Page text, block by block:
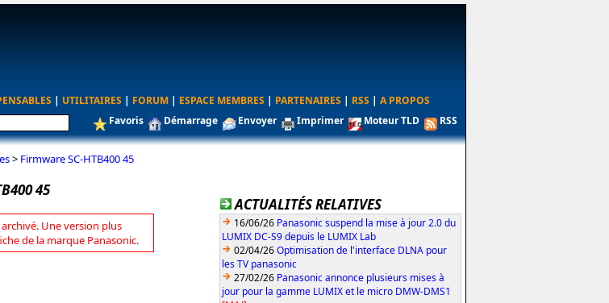
| UTILITAIRES | FORUM | ESPACE MEMBRES | PARTENAIRES | RSS | A PROPOS
Favoris Démarrage Envoyer Imprimer Moteur TLD RSS
> Firmware SC-HTB400 45
45
Une version plus
de la marque Panasonic.
ACTUALITÉS RELATIVES
16/06/26 Panasonic suspend la mise à jour 2.0 du
LUMIX DC-S9 depuis le LUMIX Lab
02/04/26Optimisation de l'interface DLNA pour
les TV panasonic
27/02/26 Panasonic annonce plusieurs mises à
jour pour la gamme LUMIX et le micro DMW-DMS1